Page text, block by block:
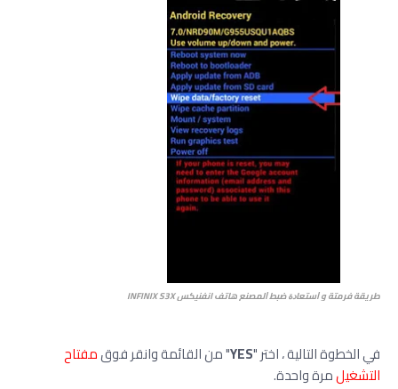
ﻃﺮﻳﻘﺔ فرمتة و ﺍﺳﺘﻌﺎﺩﺓ ﺿﺒﻂ ﺍﻟﻤﺼﻨﻊ هاتف انفنيكس INFINIX S3X
في الخطوة التالية ، اختر "YES" من القائمة وانقر فوقمفتاح
التشغيلمرة واحدة.